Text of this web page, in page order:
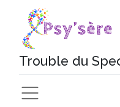
Trouble du